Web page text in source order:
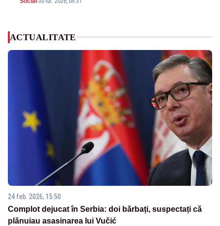
ACTUALITATE
24 feb. 2026, 15:50
Complot dejucat în Serbia: doi bărbați, suspectați că
plănuiau asasinarea lui Vučić